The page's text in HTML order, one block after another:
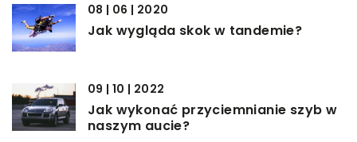
08 | 06 | 2020
Jak wygląda skok w tandemie?
09 | 10 | 2022
Jak wykonać przyciemnianie szyb w
naszym aucie?